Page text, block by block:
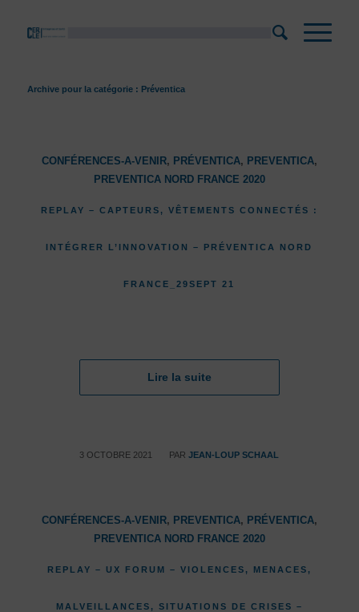
Archive pour la catégorie : Préventica
CONFÉRENCES-A-VENIR, PRÉVENTICA, PREVENTICA,
PREVENTICA NORD FRANCE 2020
REPLAY – CAPTEURS, VÊTEMENTS CONNECTÉS :
INTÉGRER L’INNOVATION – PRÉVENTICA NORD
FRANCE_29SEPT 21
Lire la suite
3 OCTOBRE 2021
/ PARJEAN-LOUP SCHAAL
CONFÉRENCES-A-VENIR, PREVENTICA, PRÉVENTICA,
PREVENTICA NORD FRANCE 2020
REPLAY – UX FORUM – VIOLENCES, MENACES,
MALVEILLANCES, SITUATIONS DE CRISES –